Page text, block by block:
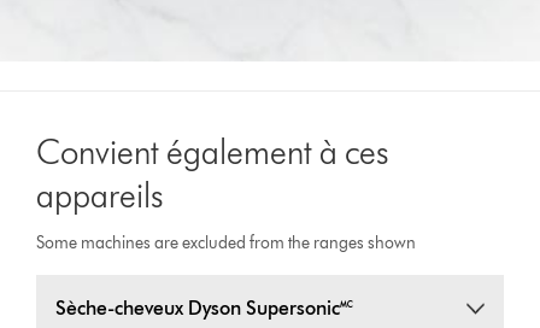
Convient également à ces
appareils
Some machines are excluded from the ranges shown
Sèche-cheveux Dyson Supersonic🅪